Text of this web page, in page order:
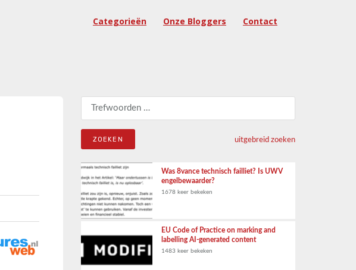
Categorieën Onze Bloggers Contact
Zoeken naar:
uitgebreid zoeken
Was 8vance technisch failliet? Is UWV
engelbewaarder?
1678 keer bekeken
EU Code of Practice on marking and
labelling AI-generated content
1483 keer bekeken